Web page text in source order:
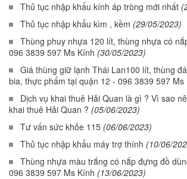
Thủ tục nhập khẩu kính áp tròng mới nhất
Thủ tục nhập khẩu kìm , kềm (29/05/2023)
Thùng phuy nhựa 120 lít, thùng nhựa có
096 3839 597 Ms Kính (30/05/2023)
Giá thùng giữ lạnh Thái Lan100 lít, thùng
bia, thực phẩm tại quận 12 - 096 3839 597 Ms
Dịch vụ khai thuê Hải Quan là gì ? Vì sao
khai thuê Hải Quan ? (05/06/2023)
Tư vấn sức khỏe 115 (06/06/2023)
Thủ tục nhập khẩu máy trợ thính (10/06/
Thùng nhựa màu trắng có nắp đựng đồ
096 3839 597 Ms Kính (13/06/2023)